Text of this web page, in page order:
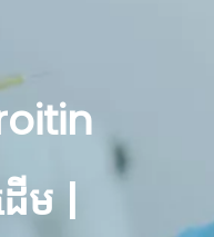
ើម |